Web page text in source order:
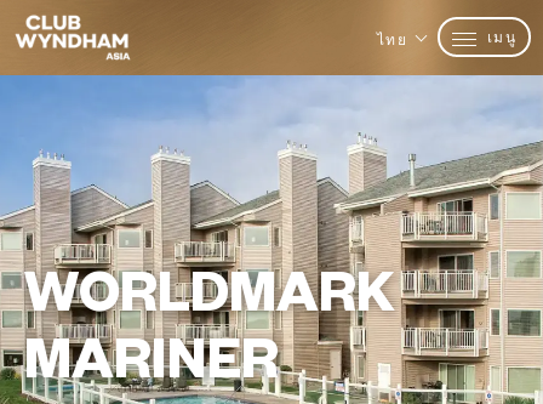
ไทย เมนู
WORLDMARK
MARINER